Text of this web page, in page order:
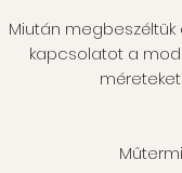
Miután
kapcsolatot a
Teljes
Műtermi /